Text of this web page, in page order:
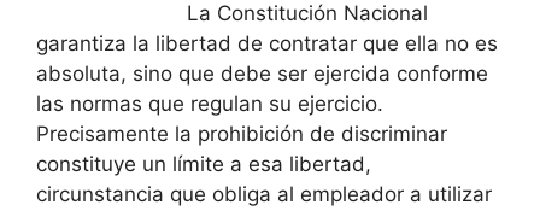
La Constitución Nacional
garantiza la libertad de contratar que ella no es
absoluta, sino que debe ser ejercida conforme
las normas que regulan su ejercicio.
Precisamente la prohibición de discriminar
constituye un límite a esa libertad,
circunstancia que obliga al empleador a utilizar